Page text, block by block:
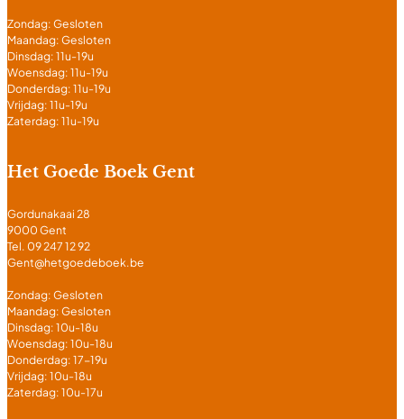
Zondag: Gesloten
Maandag: Gesloten
Dinsdag: 11u-19u
Woensdag: 11u-19u
Donderdag: 11u-19u
Vrijdag: 11u-19u
Zaterdag: 11u-19u
Het Goede Boek Gent
Gordunakaai 28
9000 Gent
Tel. 09 247 12 92
Gent@hetgoedeboek.be
Zondag: Gesloten
Maandag: Gesloten
Dinsdag: 10u-18u
Woensdag: 10u-18u
Donderdag: 17-19u
Vrijdag: 10u-18u
Zaterdag: 10u-17u